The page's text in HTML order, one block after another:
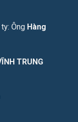
Ông Hàng
TRUNG